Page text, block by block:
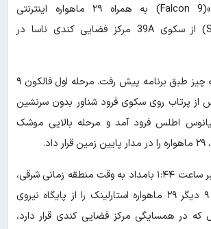
موشک «فالکون ۹»(Falcon 9) به همراه ۲۹ ماهواره اینترنتی
«استارلینک»(Starlink) از سکوی 39A مرکز فضایی کندی ناسا در
در آن ماموریت همه چیز طبق برنامه پیش رفت. مرحله اول فالکون ۹
پس از پرتاب روی سکوی فرود شناور بدون سرنشین
اطلس فرود آمد و مرحله بالایی موشک
سپس امروز ۱۵ نوامبر ساعت ۱:۴۴ بامداد به وقت منطقه زمانی شرقی،
یک موشک فالکون ۹ دیگر ۲۹ ماهواره استارلینک را از پایگاه نیروی
که در همسایگی مرکز فضایی کندی قرار دارد،